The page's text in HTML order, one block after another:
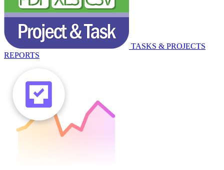
TASKS & PROJECTS
REPORTS